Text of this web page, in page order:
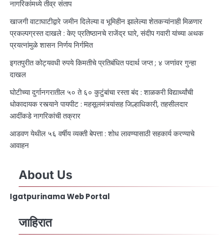
नागरिकांमध्ये तीव्र संताप
खाजगी वाटाघाटीद्वारे जमीन दिलेल्या व भूमिहीन झालेल्या शेतकऱ्यांनाही मिळणार
प्रकल्पग्रस्त दाखले : केए प्रतिष्ठानचे राजेंद्र घारे, संदीप गवारी यांच्या अथक
प्रयत्नांमुळे शासन निर्णय निर्गमित
इगतपुरीत कोट्यवधी रुपये किमतीचे प्रतिबंधित पदार्थ जप्त ; ४ जणांवर गुन्हा
दाखल
घोटीच्या दुर्गानगरातील ५० ते ६० कुटुंबांचा रस्ता बंद : शाळकरी विद्यार्थ्यांची
धोकादायक रस्त्याने पायपीट : महसूलमंत्र्यांसह जिल्हाधिकारी, तहसीलदार
आदींकडे नागरिकांची तक्रार
आडवण येथील ५६ वर्षीय व्यक्ती बेपत्ता : शोध लावण्यासाठी सहकार्य करण्याचे
आवाहन
About Us
Igatpurinama Web Portal
जाहिरात